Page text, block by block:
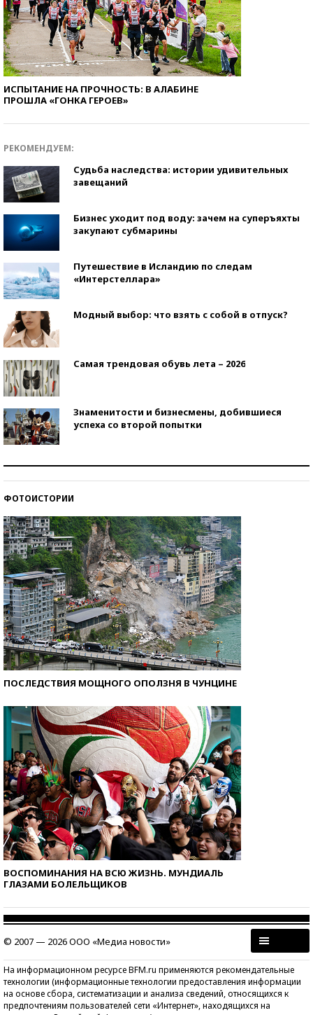
ИСПЫТАНИЕ НА ПРОЧНОСТЬ: В АЛАБИНЕ
ПРОШЛА «ГОНКА ГЕРОЕВ»
РЕКОМЕНДУЕМ:
Судьба наследства: истории удивительных
завещаний
Бизнес уходит под воду: зачем на суперъяхты
закупают субмарины
Путешествие в Исландию по следам
«Интерстеллара»
Модный выбор: что взять с собой в отпуск?
Самая трендовая обувь лета – 2026
Знаменитости и бизнесмены, добившиеся
успеха со второй попытки
ФОТОИСТОРИИ
ПОСЛЕДСТВИЯ МОЩНОГО ОПОЛЗНЯ В ЧУНЦИНЕ
ВОСПОМИНАНИЯ НА ВСЮ ЖИЗНЬ. МУНДИАЛЬ
ГЛАЗАМИ БОЛЕЛЬЩИКОВ
© 2007 — 2026 ООО «Медиа новости»
На информационном ресурсе BFM.ru применяются рекомендательные
технологии (информационные технологии предоставления информации
на основе сбора, систематизации и анализа сведений, относящихся к
предпочтениям пользователей сети «Интернет», находящихся на